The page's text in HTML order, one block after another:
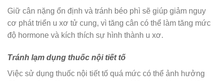
Giữ cân nặng ổn định và tránh béo phì sẽ giúp giảm nguy
cơ phát triển u xơ tử cung, vì tăng cân có thể làm tăng mức
độ hormone và kích thích sự hình thành u xơ.
Tránh lạm dụng thuốc nội tiết tố
Việc sử dụng thuốc nội tiết tố quá mức có thể ảnh hưởng